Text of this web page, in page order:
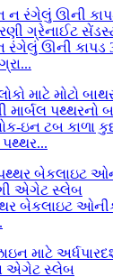
રંગેલું ઊની કાપડ
ઇન ટબ કાળા
બેકલાઇટ